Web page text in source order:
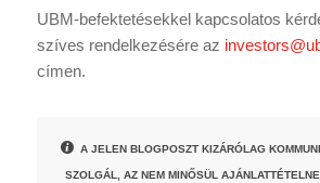
UBM-befektetésekkel kapcsolatos
szíves rendelkezésére az
címen.
A JELEN BLOGPOSZT KIZÁRÓLAG
SZOLGÁL, AZ NEM MINŐSÜL